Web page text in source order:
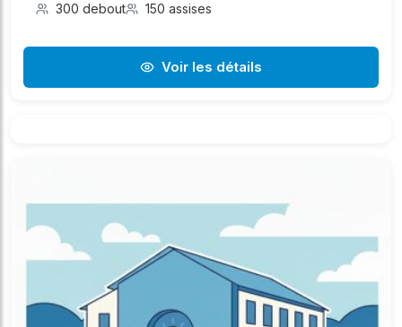
300 debout 150 assises
Voir les détails